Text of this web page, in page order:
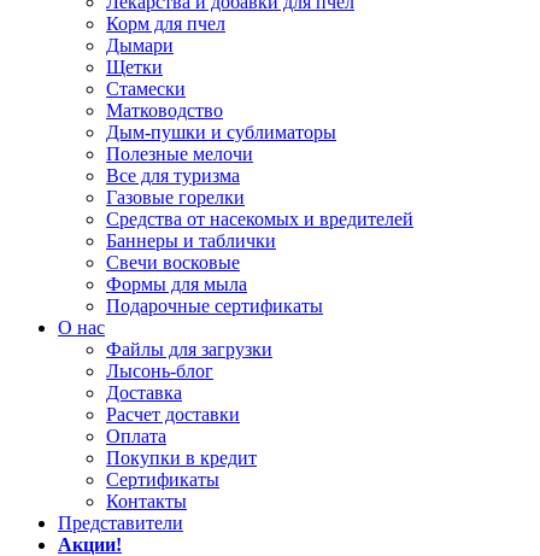
Корм для пчел
Дымари
Щетки
Стамески
Матководство
Дым-пушки и сублиматоры
Полезные мелочи
Все для туризма
Газовые горелки
Средства от насекомых и вредителей
Баннеры и таблички
Свечи восковые
Формы для мыла
Подарочные сертификаты
О нас
Файлы для загрузки
Лысонь-блог
Доставка
Расчет доставки
Оплата
Покупки в кредит
Сертификаты
Контакты
Представители
Акции!